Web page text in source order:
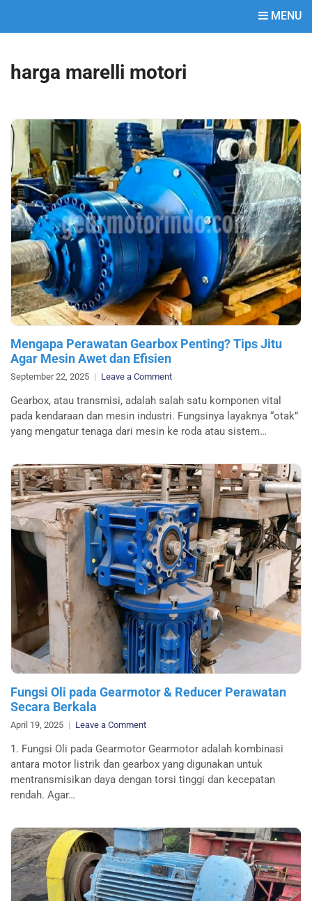
MENU
harga marelli motori
Mengapa Perawatan Gearbox Penting? Tips Jitu
Agar Mesin Awet dan Efisien
September 22, 2025 Leave a Commenton
Perawatan
Gearbox
Penting?
Jitu
Agar
Mesin
Awet
dan
Efisien
Gearbox, atau transmisi, adalah salah satu komponen vital
pada kendaraan dan mesin industri. Fungsinya layaknya “otak”
yang mengatur tenaga dari mesin ke roda atau sistem…
Fungsi Oli pada Gearmotor & Reducer Perawatan
Secara Berkala
April 19, 2025 Leave a Commenton
Oli
pada
Gearmotor
Perawatan
Secara
Berkala
1. Fungsi Oli pada Gearmotor Gearmotor adalah kombinasi
antara motor listrik dan gearbox yang digunakan untuk
mentransmisikan daya dengan torsi tinggi dan kecepatan
rendah. Agar…